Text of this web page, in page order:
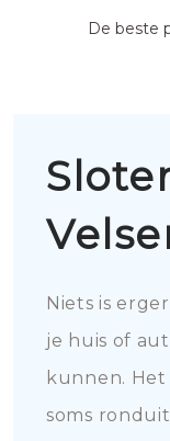
De beste
Niets is
je huis of
kunnen.
soms